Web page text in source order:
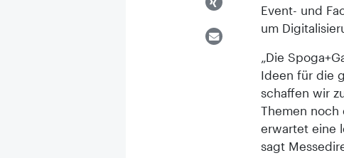
Event- und
um
„Die
Ideen für die
schaffen wir
Themen noch
erwartet eine
sagt